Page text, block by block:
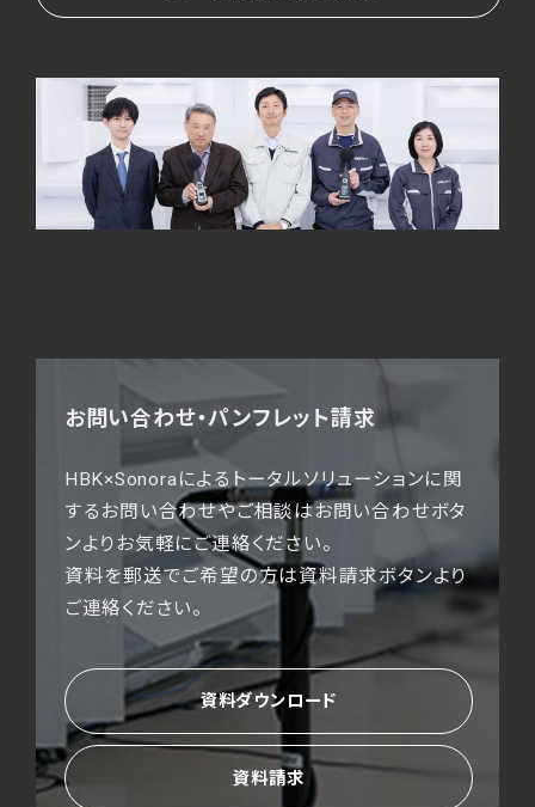
お問い合わせ・パンフレット請求
HBK×Sonoraによるトータルソリューションに関
するお問い合わせやご相談はお問い合わせボタ
ンよりお気軽にご連絡ください。
資料を郵送でご希望の方は資料請求ボタンより
ご連絡ください。
資料ダウンロード
資料請求